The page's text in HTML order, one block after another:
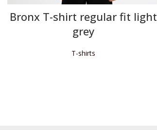
Bronx T-shirt regular fit light
grey
T-shirts